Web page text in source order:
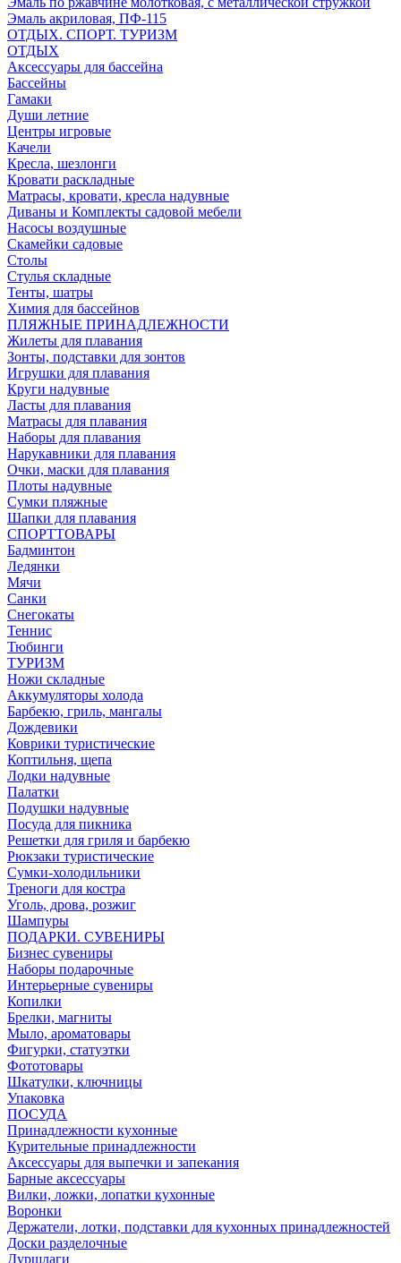
Эмаль акриловая, ПФ-115
ОТДЫХ. СПОРТ. ТУРИЗМ
ОТДЫХ
Аксессуары для бассейна
Бассейны
Гамаки
Души летние
Центры игровые
Качели
Кресла, шезлонги
Кровати раскладные
Матрасы, кровати, кресла надувные
Диваны и Комплекты садовой мебели
Насосы воздушные
Скамейки садовые
Столы
Стулья складные
Тенты, шатры
Химия для бассейнов
ПЛЯЖНЫЕ ПРИНАДЛЕЖНОСТИ
Жилеты для плавания
Зонты, подставки для зонтов
Игрушки для плавания
Круги надувные
Ласты для плавания
Матрасы для плавания
Наборы для плавания
Нарукавники для плавания
Очки, маски для плавания
Плоты надувные
Сумки пляжные
Шапки для плавания
СПОРТТОВАРЫ
Бадминтон
Ледянки
Мячи
Санки
Снегокаты
Теннис
Тюбинги
ТУРИЗМ
Ножи складные
Аккумуляторы холода
Барбекю, гриль, мангалы
Дождевики
Коврики туристические
Коптильня, щепа
Лодки надувные
Палатки
Подушки надувные
Посуда для пикника
Решетки для гриля и барбекю
Рюкзаки туристические
Сумки-холодильники
Треноги для костра
Уголь, дрова, розжиг
Шампуры
ПОДАРКИ. СУВЕНИРЫ
Бизнес сувениры
Наборы подарочные
Интерьерные сувениры
Копилки
Брелки, магниты
Мыло, ароматовары
Фигурки, статуэтки
Фототовары
Шкатулки, ключницы
Упаковка
ПОСУДА
Принадлежности кухонные
Курительные принадлежности
Аксессуары для выпечки и запекания
Барные аксессуары
Вилки, ложки, лопатки кухонные
Воронки
Держатели, лотки, подставки для кухонных принадлежностей
Доски разделочные
Дуршлаги